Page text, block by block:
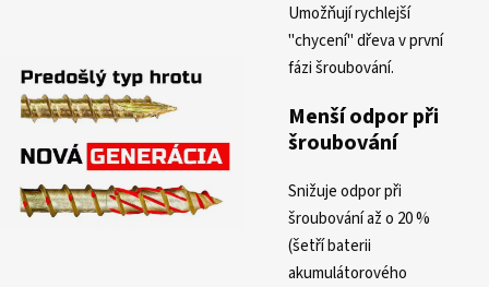
Umožňují rychlejší
"chycení" dřeva v první
fázi šroubování.
Menší odpor při
šroubování
Snižuje odpor při
šroubování až o 20 %
(šetří baterii
akumulátorového